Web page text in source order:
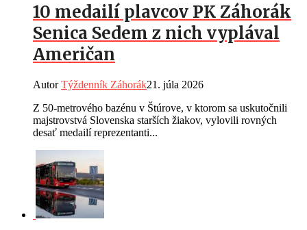
10 medailí plavcov PK Záhorák
Senica Sedem z nich vyplával
Američan
AutorTýždenník Záhorák21. júla 2026
Z 50-metrového bazénu v Štúrove, v ktorom sa uskutočnili
majstrovstvá Slovenska starších žiakov, vylovili rovných
desať medailí reprezentanti...